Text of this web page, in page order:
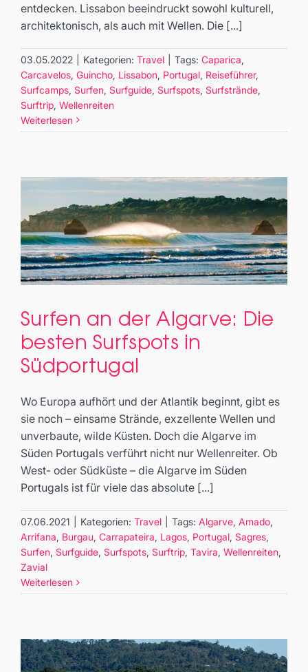
entdecken. Lissabon beeindruckt sowohl kulturell,
architektonisch, als auch mit Wellen. Die [...]
03.05.2022 Kategorien: Travel Tags: Caparica,
Carcavelos, Guincho, Lissabon, Portugal, Reiseführer,
Surfcamps, Surfen, Surfguide, Surfspots, Surfstrände,
Surftrip, Wellenreiten
Weiterlesen
Surfen an der Algarve: Die
besten Surfspots in Südportugal
Surfen an der Algarve: Die
besten Surfspots in
Südportugal
Wo Europa aufhört und der Atlantik beginnt, gibt es
sie noch – einsame Strände, exzellente Wellen und
unverbaute, wilde Küsten. Doch die Algarve im
Süden Portugals verführt nicht nur Wellenreiter. Ob
West- oder Südküste – die Algarve im Süden
Portugals ist für viele das absolute [...]
07.06.2021 Kategorien: Travel Tags: Algarve, Amado,
Arrifana, Burgau, Carrapateira, Lagos, Portugal, Sagres,
Surfen, Surfguide, Surfspots, Surftrip, Tavira, Wellenreiten,
Zavial
Weiterlesen